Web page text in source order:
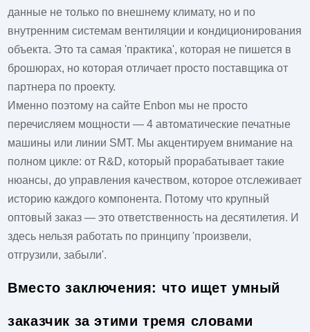
данные не только по внешнему климату, но и по
внутренним системам вентиляции и кондиционирования
объекта. Это та самая 'практика', которая не пишется в
брошюрах, но которая отличает просто поставщика от
партнера по проекту.
Именно поэтому на сайте Enbon мы не просто
перечисляем мощности — 4 автоматические печатные
машины или линии SMT. Мы акцентируем внимание на
полном цикле: от R&D, который прорабатывает такие
нюансы, до управления качеством, которое отслеживает
историю каждого компонента. Потому что крупный
оптовый заказ — это ответственность на десятилетия. И
здесь нельзя работать по принципу 'произвели,
отгрузили, забыли'.
Вместо заключения: что ищет умный
заказчик за этими тремя словами